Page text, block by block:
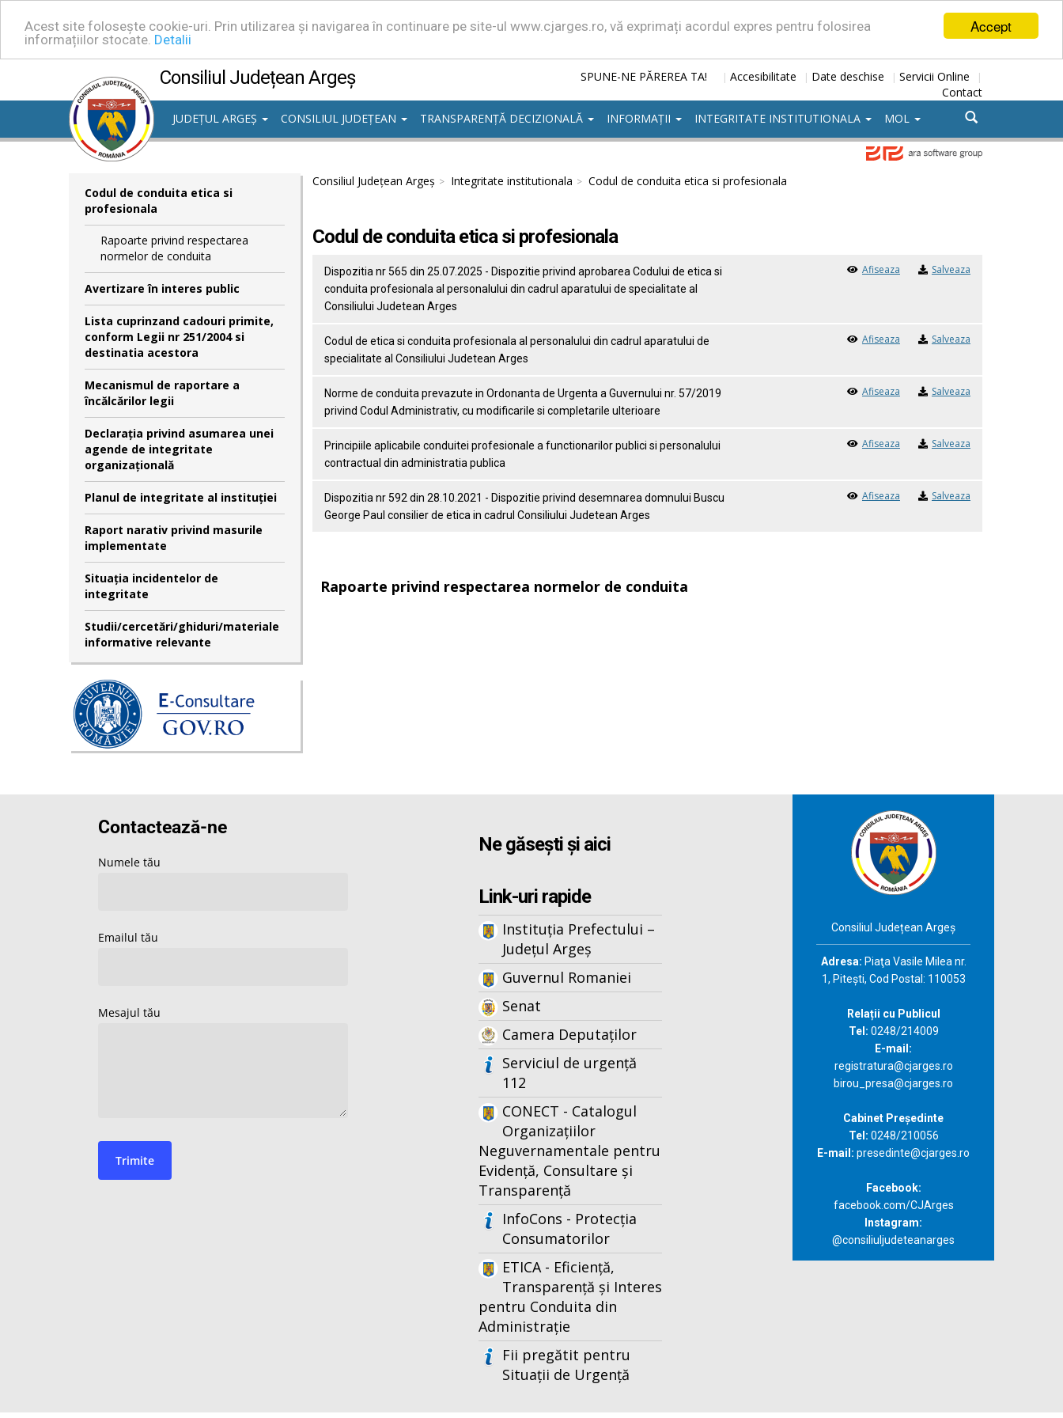
Accept
Acest site folosește cookie-uri. Prin utilizarea și navigarea în continuare pe site-ul www.cjarges.ro, vă exprimați acordul expres pentru folosirea
informațiilor stocate. Detalii
Consiliul Județean Argeș SPUNE-NE PĂREREA TA! | Accesibilitate | Date deschise | Servicii Online |
Contact
JUDEȚUL ARGEȘ
CONSILIUL JUDEȚEAN TRANSPARENȚĂ DECIZIONALĂ INFORMAȚII INTEGRITATE INSTITUTIONALA MOL
Codul de conduita etica si
profesionala
Rapoarte privind respectarea
normelor de conduita
Avertizare în interes public
Lista cuprinzand cadouri primite,
conform Legii nr 251/2004 si
destinatia acestora
Mecanismul de raportare a
încălcărilor legii
Declaraţia privind asumarea unei
agende de integritate
organizaţională
Planul de integritate al instituției
Raport narativ privind masurile
implementate
Situația incidentelor de
integritate
Studii/cercetări/ghiduri/materiale
informative relevante
Consiliul Județean Argeș Integritate institutionala Codul de conduita etica si profesionala
Codul de conduita etica si profesionala
Dispozitia nr 565 din 25.07.2025 - Dispozitie privind aprobarea Codului de etica si
conduita profesionala al personalului din cadrul aparatului de specialitate al
Consiliului Judetean Arges
Afiseaza Salveaza
Codul de etica si conduita profesionala al personalului din cadrul aparatului de
specialitate al Consiliului Judetean Arges
Afiseaza Salveaza
Norme de conduita prevazute in Ordonanta de Urgenta a Guvernului nr. 57/2019
privind Codul Administrativ, cu modificarile si completarile ulterioare
Afiseaza Salveaza
Principiile aplicabile conduitei profesionale a functionarilor publici si personalului
contractual din administratia publica
Afiseaza Salveaza
Dispozitia nr 592 din 28.10.2021 - Dispozitie privind desemnarea domnului Buscu
George Paul consilier de etica in cadrul Consiliului Judetean Arges
Afiseaza Salveaza
Rapoarte privind respectarea normelor de conduita
Ne găsești și aici
Link-uri rapide
Instituția Prefectului –
Județul Argeș
Guvernul Romaniei
Senat
Camera Deputaților
Serviciul de urgență
112
CONECT - Catalogul
Organizațiilor
Neguvernamentale pentru
Evidență, Consultare și
Transparență
InfoCons - Protecția
Consumatorilor
ETICA - Eficiență,
Transparență și Interes
pentru Conduita din
Administrație
Fii pregătit pentru
Situații de Urgență
Consiliul Județean Argeș
Adresa: Piaţa Vasile Milea nr.
1, Piteşti, Cod Postal: 110053
Relații cu Publicul
Tel: 0248/214009
E-mail:
registratura@cjarges.ro
birou_presa@cjarges.ro
Cabinet Președinte
Tel: 0248/210056
E-mail: presedinte@cjarges.ro
Facebook:
facebook.com/CJArges
Instagram:
@consiliuljudeteanarges